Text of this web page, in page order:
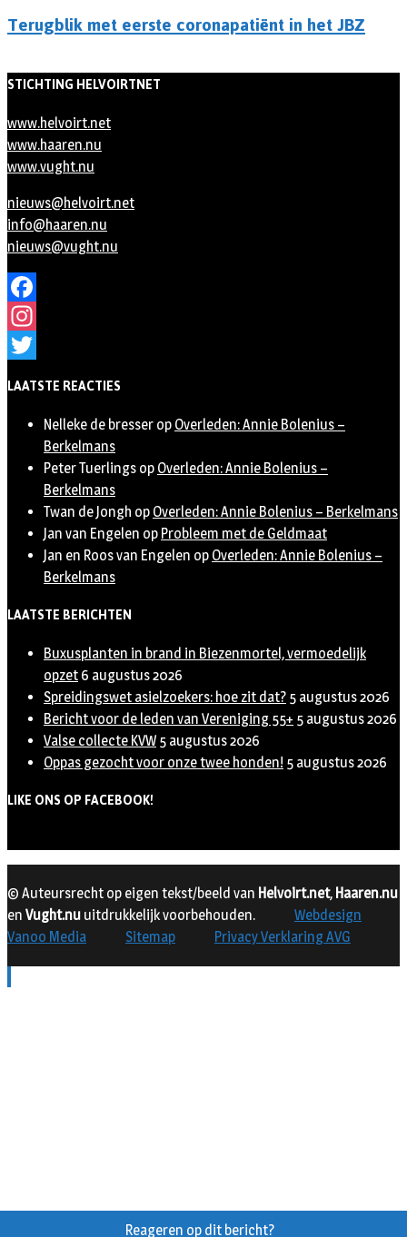
Terugblik met eerste coronapatiënt in het JBZ
STICHTING HELVOIRTNET
www.helvoirt.net
www.haaren.nu
www.vught.nu
nieuws@helvoirt.net
info@haaren.nu
nieuws@vught.nu
Facebook
Instagram
LAATSTE REACTIES
Nelleke de bresser op Overleden: Annie Bolenius –
Berkelmans
Peter Tuerlings op Overleden: Annie Bolenius –
Berkelmans
Twan de Jongh op Overleden: Annie Bolenius – Berkelmans
Jan van Engelen op Probleem met de Geldmaat
Jan en Roos van Engelen op Overleden: Annie Bolenius –
Berkelmans
LAATSTE BERICHTEN
Buxusplanten in brand in Biezenmortel, vermoedelijk
opzet 6 augustus 2026
Spreidingswet asielzoekers: hoe zit dat? 5 augustus 2026
Bericht voor de leden van Vereniging 55+ 5 augustus 2026
Valse collecte KVW 5 augustus 2026
Oppas gezocht voor onze twee honden! 5 augustus 2026
LIKE ONS OP FACEBOOK!
Reageren op dit bericht?
© Auteursrecht op eigen tekst/beeld van Helvoirt.net, Haaren.nu
en Vught.nu uitdrukkelijk voorbehouden.
Webdesign
Vanoo Media
Sitemap Privacy Verklaring AVG